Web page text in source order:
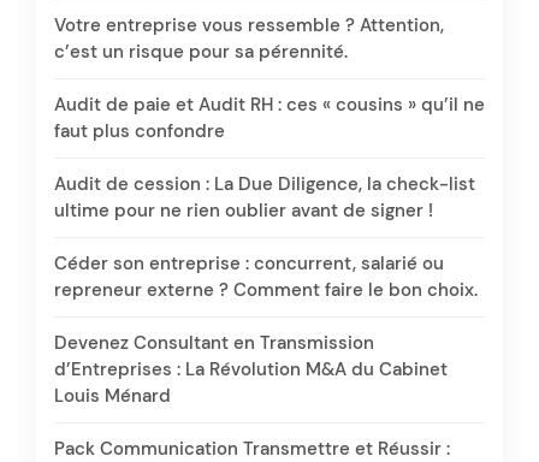
Votre entreprise vous ressemble ? Attention,
c’est un risque pour sa pérennité.
Audit de paie et Audit RH : ces « cousins » qu’il ne
faut plus confondre
Audit de cession : La Due Diligence, la check-list
ultime pour ne rien oublier avant de signer !
Céder son entreprise : concurrent, salarié ou
repreneur externe ? Comment faire le bon choix.
Devenez Consultant en Transmission
d’Entreprises : La Révolution M&A du Cabinet
Louis Ménard
Pack Communication Transmettre et Réussir :